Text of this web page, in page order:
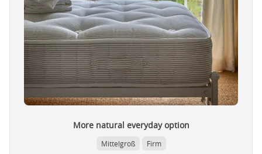
More natural everyday option
Mittelgroß Firm